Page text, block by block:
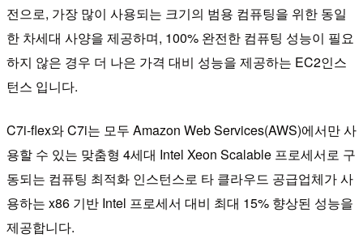
전으로, 가장 많이 사용되는 크기의 범용 컴퓨팅을 위한 동일
한 차세대 사양을 제공하며, 100% 완전한 컴퓨팅 성능이 필요
하지 않은 경우 더 나은 가격 대비 성능을 제공하는 EC2인스
턴스 입니다.
C7i-flex와 C7i는 모두 Amazon Web Services(AWS)에서만 사
용할 수 있는 맞춤형 4세대 Intel Xeon Scalable 프로세서로 구
동되는 컴퓨팅 최적화 인스턴스로 타 클라우드 공급업체가 사
용하는 x86 기반 Intel 프로세서 대비 최대 15% 향상된 성능을
제공합니다.